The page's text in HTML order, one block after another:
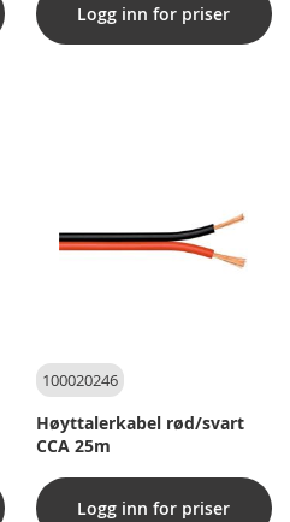
Logg inn for priser
100020246
Høyttalerkabel rød/svart
CCA 25m
Logg inn for priser